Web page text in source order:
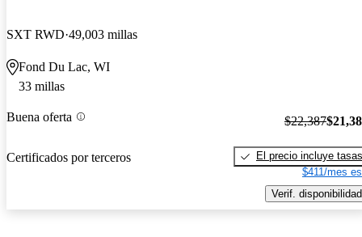
SXT RWD 49,003 millas
Fond Du Lac, WI
33 millas
Buena oferta
Certificados por terceros
$22,387
El precio incluye tasas
$411/mes
Verif. disponibilidad